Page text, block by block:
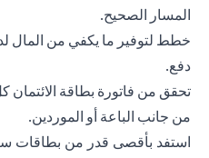
المسار الصحيح.
خطط لتوفير ما يكفي من المال
دفع.
تحقق من فاتورة بطاقة
من جانب الباعة أو الموردين.
استفد بأقصى قدر من بطاقات